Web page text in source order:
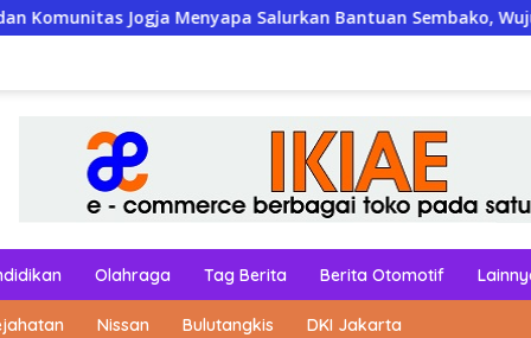
Salurkan Bantuan Sembako, Wujud Nyata Kepedulian
Olahraga Tag Berita Berita Otomotif
Nissan Bulutangkis DKI Jakarta